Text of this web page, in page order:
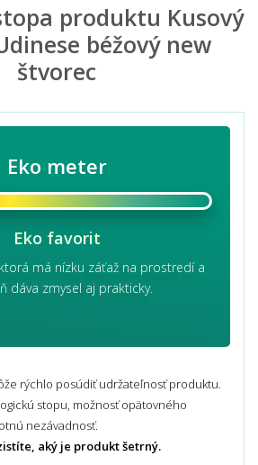
produktu Kusový
béžový new
štvorec
Eko meter
Eko favorit
má nízku záťaž na prostredí a
dáva zmysel aj prakticky.
rýchlo posúdiť udržateľnosť produktu.
stopu, možnosť opätovného
nezávadnosť.
aký je produkt šetrný.